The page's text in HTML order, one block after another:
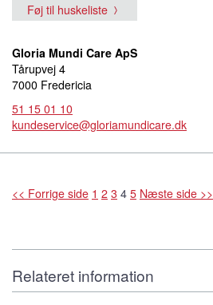
Føj til huskeliste
Gloria Mundi Care ApS
Tårupvej 4
7000 Fredericia
51 15 01 10
kundeservice@gloriamundicare.dk
<< Forrige side 1 2 3 4 5 Næste side >>
Relateret information